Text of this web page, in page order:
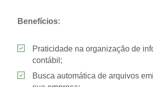
Benefícios:
Praticidade na organização de
contábil;
Busca automática de arquivos